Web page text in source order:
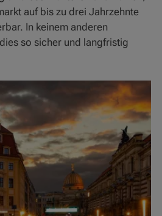
auf bis zu drei Jahrzehnte
In keinem anderen
so sicher und langfristig